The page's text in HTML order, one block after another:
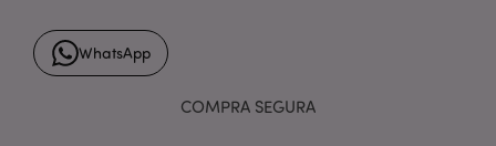
WhatsApp
COMPRA SEGURA
form_key